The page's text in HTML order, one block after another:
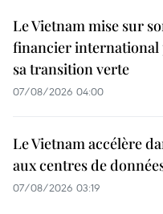
Le Vietnam mise sur
financier
sa transition verte
07/08/2026 04:00
Le Vietnam accélère
aux centres de
07/08/2026 03:19